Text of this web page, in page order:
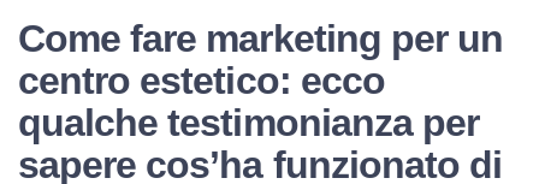
Come fare marketing per un
centro estetico: ecco
qualche testimonianza per
sapere cos’ha funzionato di